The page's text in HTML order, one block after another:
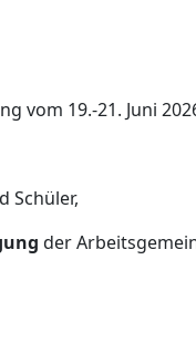
vom 19.-21. Juni
Schüler,
der